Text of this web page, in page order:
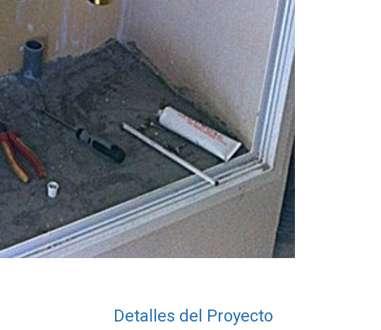
Detalles del Proyecto